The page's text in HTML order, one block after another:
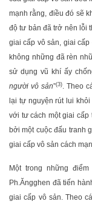
mạnh rằng, điều đó sẽ
độ tư bản đã trở nên lỗi
giai cấp vô sản, giai
không những đã rèn
sử dụng vũ khí ấy
người vô sản”(3). Theo
lại tự nguyện rút lui
với tư cách một giai cấp
bởi một cuộc đấu tranh
giai cấp vô sản cách
Một trong những
Ph.Ăngghen đã tiến
giai cấp vô sản. Theo